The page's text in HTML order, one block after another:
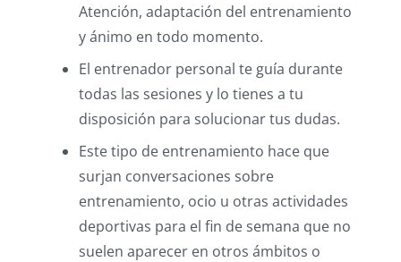
Atención, adaptación del entrenamiento
y ánimo en todo momento.
El entrenador personal te guía durante
todas las sesiones y lo tienes a tu
disposición para solucionar tus dudas.
Este tipo de entrenamiento hace que
surjan conversaciones sobre
entrenamiento, ocio u otras actividades
deportivas para el fin de semana que no
suelen aparecer en otros ámbitos o